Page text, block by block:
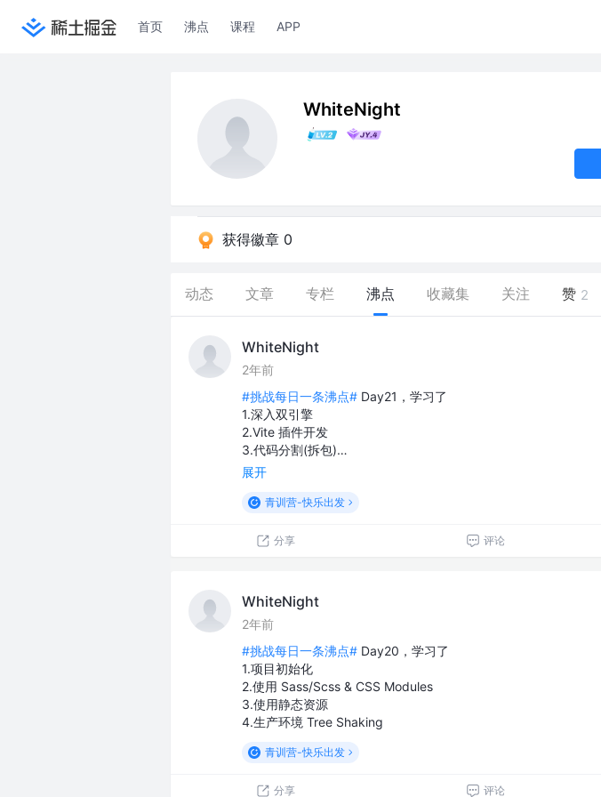
首页 沸点 课程 APP
WhiteNight
获得徽章 0
动态 文章 专栏 沸点 收藏集 关注 赞 2
WhiteNight
2年前
#挑战每日一条沸点# Day21，学习了
1.深入双引擎
2.Vite 插件开发
3.代码分割(拆包)…
展开
青训营-快乐出发
分享 评论
WhiteNight
2年前
#挑战每日一条沸点# Day20，学习了
1.项目初始化
2.使用 Sass/Scss & CSS Modules
3.使用静态资源
4.生产环境 Tree Shaking
青训营-快乐出发
分享 评论